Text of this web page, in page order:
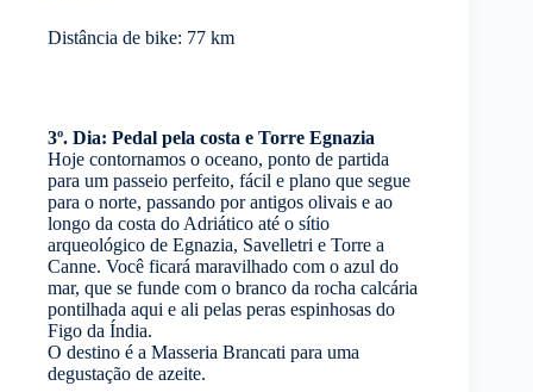
Distância de bike: 77 km
3º. Dia: Pedal pela costa e Torre Egnazia
Hoje contornamos o oceano, ponto de partida
para um passeio perfeito, fácil e plano que segue
para o norte, passando por antigos olivais e ao
longo da costa do Adriático até o sítio
arqueológico de Egnazia, Savelletri e Torre a
Canne. Você ficará maravilhado com o azul do
mar, que se funde com o branco da rocha calcária
pontilhada aqui e ali pelas peras espinhosas do
Figo da Índia.
O destino é a Masseria Brancati para uma
degustação de azeite.